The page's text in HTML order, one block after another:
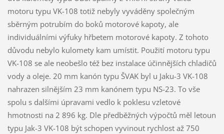
motoru typu VK-108 totiž nebyly vyváděny společným
sběrným potrubím do boků motorové kapoty, ale
individuálními výfuky hřbetem motorové kapoty. Z tohoto
důvodu nebylo kulomety kam umístit. Použití motoru typu
VK-108 se ale neobešlo též bez instalace účinnějších chladičů
vody a oleje. 20 mm kanón typu ŠVAK byl u Jaku-3 VK-108
nahrazen silnějším 23 mm kanónem typu NS-23. To vše
spolu s dalšími úpravami vedlo k poklesu vzletové
hmotnosti na 2 896 kg. Dle předběžných výpočtů měl letoun
typu Jak-3 VK-108 být schopen vyvinout rychlost až 750